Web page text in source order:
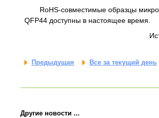
RoHS-совместимые образцы
QFP44 доступны в настоящее время.
Предыдущая Все за текущий день
Другие новости ...